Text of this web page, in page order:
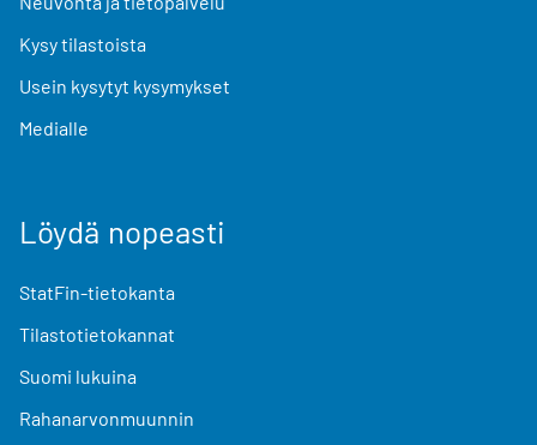
Kysy tilastoista
Usein kysytyt kysymykset
Medialle
Löydä nopeasti
StatFin-tietokanta
Tilastotietokannat
Suomi lukuina
Rahanarvonmuunnin